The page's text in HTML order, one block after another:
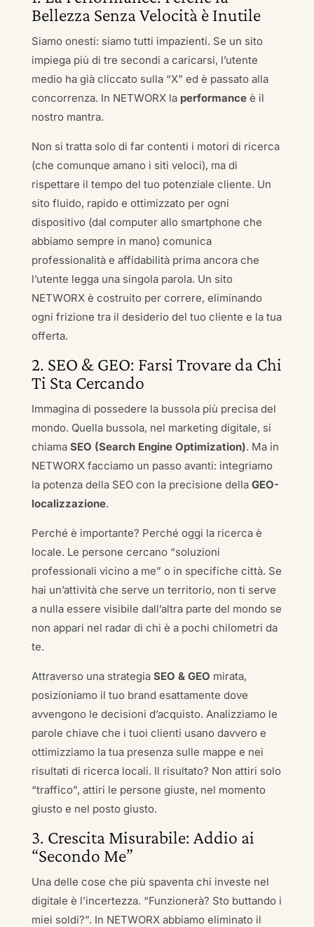
Bellezza Senza Velocità è Inutile
Siamo onesti: siamo tutti impazienti. Se un sito
impiega più di tre secondi a caricarsi, l’utente
medio ha già cliccato sulla “X” ed è passato alla
concorrenza. In NETWORX la performanceè il
nostro mantra.
Non si tratta solo di far contenti i motori di ricerca
(che comunque amano i siti veloci), ma di
rispettare il tempo del tuo potenziale cliente. Un
sito fluido, rapido e ottimizzato per ogni
dispositivo (dal computer allo smartphone che
abbiamo sempre in mano) comunica
professionalità e affidabilità prima ancora che
l’utente legga una singola parola. Un sito
NETWORX è costruito per correre, eliminando
ogni frizione tra il desiderio del tuo cliente e la tua
offerta.
2. SEO & GEO: Farsi Trovare da Chi
Ti Sta Cercando
Immagina di possedere la bussola più precisa del
mondo. Quella bussola, nel marketing digitale, si
chiama SEO (Search Engine Optimization). Ma in
NETWORX facciamo un passo avanti: integriamo
la potenza della SEO con la precisione della GEO-
localizzazione.
Perché è importante? Perché oggi la ricerca è
locale. Le persone cercano “soluzioni
professionali vicino a me” o in specifiche città. Se
hai un’attività che serve un territorio, non ti serve
a nulla essere visibile dall’altra parte del mondo se
non appari nel radar di chi è a pochi chilometri da
te.
Attraverso una strategia SEO & GEO mirata,
posizioniamo il tuo brand esattamente dove
avvengono le decisioni d’acquisto. Analizziamo le
parole chiave che i tuoi clienti usano davvero e
ottimizziamo la tua presenza sulle mappe e nei
risultati di ricerca locali. Il risultato? Non attiri solo
“traffico”, attiri le persone giuste, nel momento
giusto e nel posto giusto.
3. Crescita Misurabile: Addio ai
“Secondo Me”
Una delle cose che più spaventa chi investe nel
digitale è l’incertezza. “Funzionerà? Sto buttando i
miei soldi?”. In NETWORX abbiamo eliminato il